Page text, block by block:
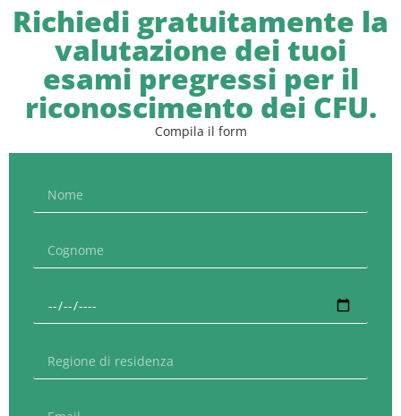
Richiedi gratuitamente la
valutazione dei tuoi
esami pregressi per il
riconoscimento dei CFU.
Compila il form